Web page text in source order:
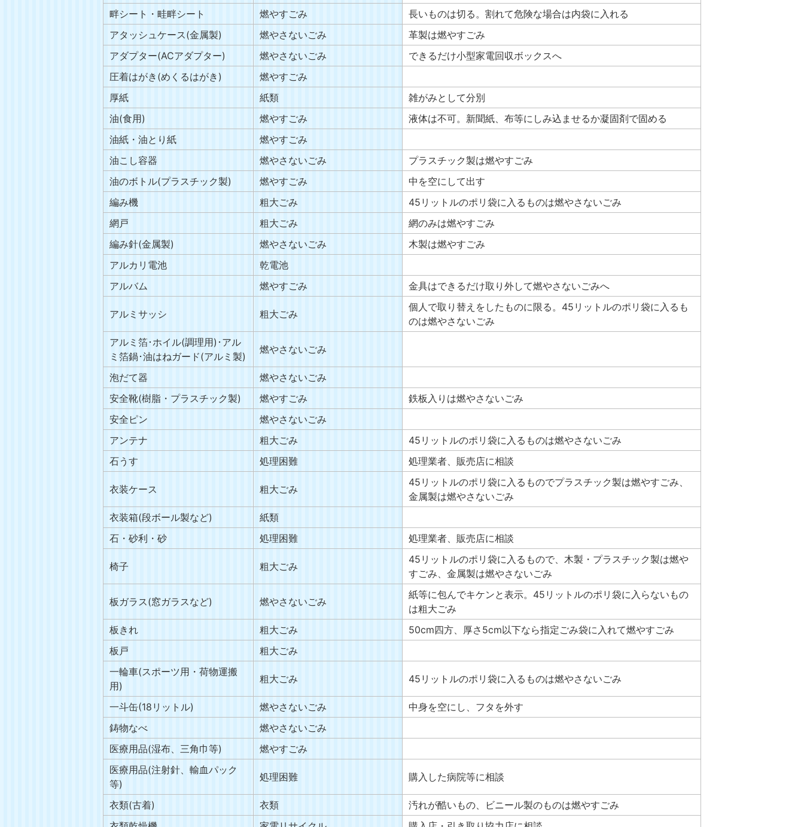
畔シート・畦畔シート
燃やすごみ
長いものは切る。割れて危険な場合は内袋に入れる
アタッシュケース(金属製)
燃やさないごみ
革製は燃やすごみ
アダプター(ACアダプター)
燃やさないごみ
できるだけ小型家電回収ボックスへ
圧着はがき(めくるはがき)
燃やすごみ
厚紙
紙類
雑がみとして分別
油(食用)
燃やすごみ
液体は不可。新聞紙、布等にしみ込ませるか凝固剤で固める
油紙・油とり紙
燃やすごみ
油こし容器
燃やさないごみ
プラスチック製は燃やすごみ
油のボトル(プラスチック製)
燃やすごみ
中を空にして出す
編み機
粗大ごみ
45リットルのポリ袋に入るものは燃やさないごみ
網戸
粗大ごみ
網のみは燃やすごみ
編み針(金属製)
燃やさないごみ
木製は燃やすごみ
アルカリ電池
乾電池
アルバム
燃やすごみ 金具はできるだけ取り外して燃やさないごみへ
アルミサッシ 粗大ごみ
個人で取り替えをしたものに限る。45リットルのポリ袋に入るも
のは燃やさないごみ
アルミ箔･ホイル(調理用)･アル
ミ箔鍋･油はねガード(アルミ製)
燃やさないごみ
泡だて器
燃やさないごみ
安全靴(樹脂・プラスチック製)
燃やすごみ
鉄板入りは燃やさないごみ
安全ピン
燃やさないごみ
アンテナ
粗大ごみ
45リットルのポリ袋に入るものは燃やさないごみ
石うす
処理困難 処理業者、販売店に相談
衣装ケース 粗大ごみ
45リットルのポリ袋に入るものでプラスチック製は燃やすごみ、
金属製は燃やさないごみ
衣装箱(段ボール製など)
紙類
石・砂利・砂
処理困難 処理業者、販売店に相談
椅子 粗大ごみ
45リットルのポリ袋に入るもので、木製・プラスチック製は燃や
すごみ、金属製は燃やさないごみ
板ガラス(窓ガラスなど) 燃やさないごみ
紙等に包んでキケンと表示。45リットルのポリ袋に入らないもの
は粗大ごみ
板きれ
粗大ごみ
50cm四方、厚さ5cm以下なら指定ごみ袋に入れて燃やすごみ
板戸
粗大ごみ
一輪車(スポーツ用・荷物運搬
用)
粗大ごみ 45リットルのポリ袋に入るものは燃やさないごみ
一斗缶(18リットル) 燃やさないごみ
中身を空にし、フタを外す
鋳物なべ
燃やさないごみ
医療用品(湿布、三角巾等)
燃やすごみ
医療用品(注射針、輸血パック
等)
処理困難 購入した病院等に相談
衣類(古着) 衣類
汚れが酷いもの、ビニール製のものは燃やすごみ